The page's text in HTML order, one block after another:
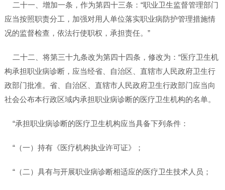
二十一、增加一条，作为第四十三条：“职业卫生监督管理部门
应当按照职责分工，加强对用人单位落实职业病防护管理措施情
况的监督检查，依法行使职权，承担责任。”
二十二、将第三十九条改为第四十四条，修改为：“医疗卫生机
构承担职业病诊断，应当经省、自治区、直辖市人民政府卫生行
政部门批准。省、自治区、直辖市人民政府卫生行政部门应当向
社会公布本行政区域内承担职业病诊断的医疗卫生机构的名单。
“承担职业病诊断的医疗卫生机构应当具备下列条件：
“（一）持有《医疗机构执业许可证》；
“（二）具有与开展职业病诊断相适应的医疗卫生技术人员；